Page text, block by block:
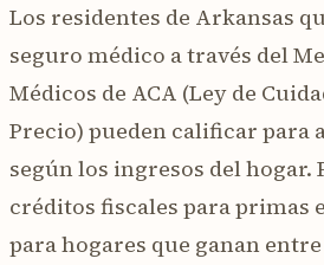
Los residentes de Arkansas
seguro médico a través del
Médicos de ACA (Ley de
Precio) pueden calificar para
según los ingresos del hogar.
créditos fiscales para primas
para hogares que ganan entre